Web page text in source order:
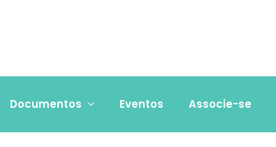
Documentos Eventos Associe-se